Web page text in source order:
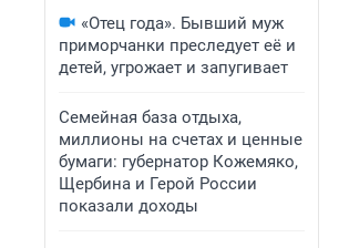
«Отец года». Бывший муж
приморчанки преследует её и
детей, угрожает и запугивает
Семейная база отдыха,
миллионы на счетах и ценные
бумаги: губернатор Кожемяко,
Щербина и Герой России
показали доходы